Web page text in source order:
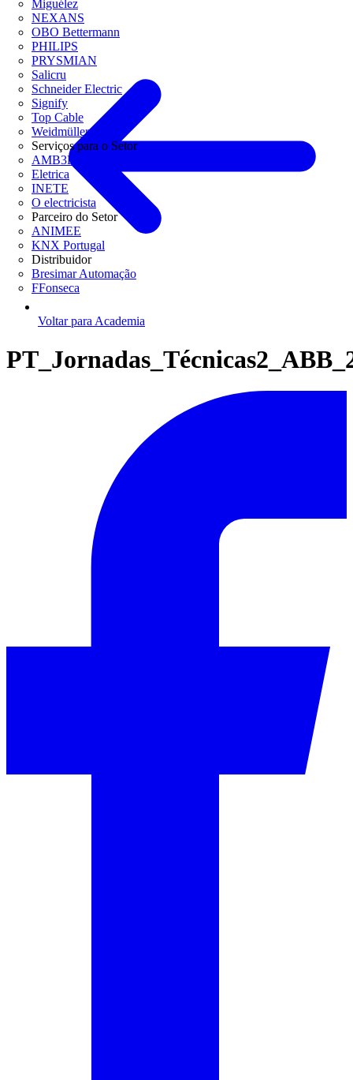
Miguélez
NEXANS
OBO Bettermann
PHILIPS
PRYSMIAN
Salicru
Schneider Electric
Signify
Top Cable
Weidmüller
Serviços para o Setor
AMB3E
Eletrica
INETE
O electricista
Parceiro do Setor
ANIMEE
KNX Portugal
Distribuidor
Bresimar Automação
FFonseca
Voltar para Academia